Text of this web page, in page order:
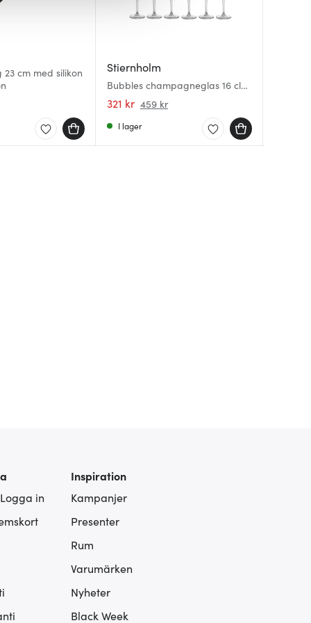
23 cm med silikon
Stiernholm
Bubbles champagneglas 16 cl
6-pack klar
321 kr 459 kr
I lager
in
Inspiration
Kampanjer
Presenter
Rum
Varumärken
Nyheter
Black Week